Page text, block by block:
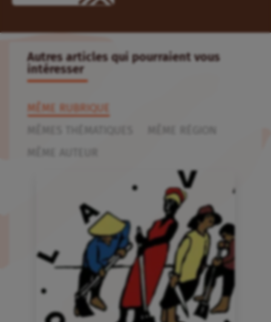
Autres articles qui pourraient vous
intéresser
MÊME RUBRIQUE